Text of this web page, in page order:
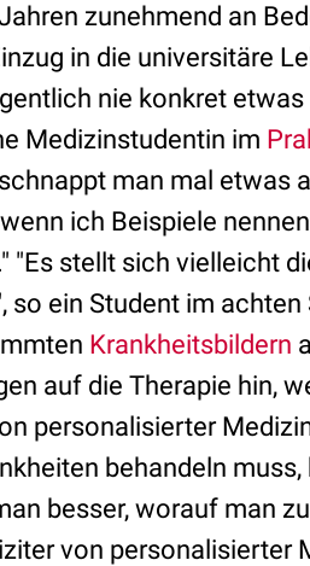
zunehmend an
in die universitäre
nie konkret
Medizinstudentin im
man mal etwas
ich Beispiele
"Es stellt sich vielleicht
ein Student im achten
Krankheitsbildern
auf die Therapie hin,
personalisierter
behandeln muss,
besser, worauf man
von personalisierter